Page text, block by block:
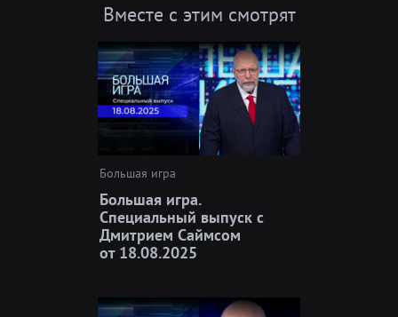
Вместе с этим смотрят
Большая игра
Большая игра.
Специальный выпуск с
Дмитрием Саймсом
от 18.08.2025